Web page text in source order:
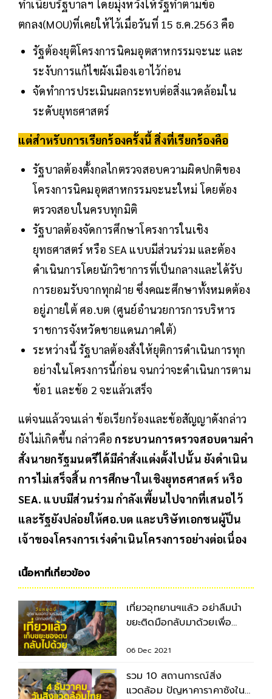
ทำเนียบรัฐบาลฯ โดยมุ่งหวังให้รัฐทำตามข้อ
ตกลง(MOU)ที่เคยให้ไว้เมื่อวันที่ 15 ธ.ค.2563 คือ
รัฐต้องยุติโครงการนิคมอุตสาหกรรมจะนะ และ
ระงับการแก้ไขผังเมืองเอาไว้ก่อน
จัดทำการประเมินผลกระทบต่อสิ่งแวดล้อมใน
ระดับยุทธศาสตร์
แต่สำหรับการเรียกร้องครั้งนี้ สิ่งที่เรียกร้องคือ
รัฐบาลต้องตั้งกลไกตรวจสอบความผิดปกติของ
โครงการนิคมอุตสาหกรรมจะนะใหม่ โดยต้อง
ตรวจสอบในครบทุกมิติ
รัฐบาลต้องจัดการศึกษาโครงการในเชิง
ยุทธศาสตร์ หรือ SEA แบบมีส่วนร่วม และต้อง
ดำเนินการโดยนักวิชาการที่เป็นกลางและได้รับ
การยอมรับจากทุกฝ่าย ซึ่งคณะศึกษาทั้งหมดต้อง
อยู่ภายใต้ ศอ.บต (ศูนย์อำนวยการการบริหาร
ราชการจังหวัดชายแดนภาคใต้)
ระหว่างนี้ รัฐบาลต้องสั่งให้ยุติการดำเนินการทุก
อย่างในโครงการนี้ก่อน จนกว่าจะดำเนินการตาม
ข้อ1 และข้อ 2 จะแล้วเสร็จ
แต่จนแล้วจนเล่า ข้อเรียกร้องและข้อสัญญาดังกล่าว
ยังไม่เกิดขึ้น กล่าวคือกระบวนการตรวจสอบตามคำ
สั่งนายกรัฐมนตรีได้มีคำสั่งแต่งตั้งไปนั้น ยังดำเนิน
การไม่เสร็จสิ้น การศึกษาในเชิงยุทธศาสตร์ หรือ
SEA. แบบมีส่วนร่วม กำลังเพี้ยนไปจากที่เสนอไว้
และรัฐยังปล่อยให้ศอ.บต และบริษัทเอกชนผู้ป็น
เจ้าของโครงการเร่งดำเนินโครงการอย่างต่อเนื่อง
เนื้อหาที่เกี่ยวข้อง
เที่ยวอุทยานฯแล้ว อย่าลืมนำ
ขยะติดมือกลับมาด้วยเพื่อ
06 Dec 2021
รวม 10 สถานการณ์สิ่ง
แวดล้อม ปัญหาคาราคาซังใน